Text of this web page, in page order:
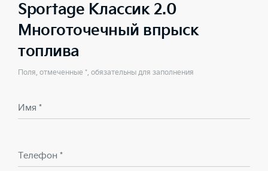
Sportage Классик 2.0
Многоточечный впрыск
топлива
Поля, отмеченные *, обязательны для заполнения
Имя *
Телефон *